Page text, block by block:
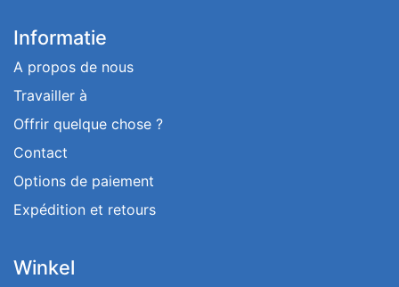
Informatie
A propos de nous
Travailler à
Offrir quelque chose ?
Contact
Options de paiement
Expédition et retours
Winkel